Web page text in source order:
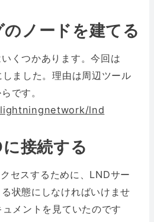
ノードを建てる
くつかあります。今回は
ました。理由は周辺ツール
です。
lnd
接続する
セスするために、LNDサー
状態にしなければいけませ
メントを見ていたのです